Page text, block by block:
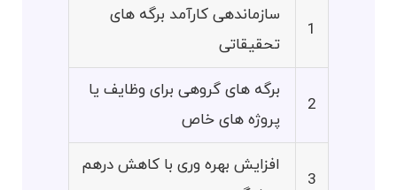
1
سازماندهی کارآمد برگه های
تحقیقاتی
2
برگه های گروهی برای وظایف یا
پروژه های خاص
3
افزایش بهره وری با کاهش درهم